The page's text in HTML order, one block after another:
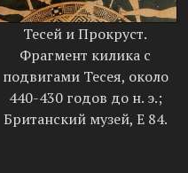
Тесей и Прокруст.
Фрагмент килика с
подвигами Тесея, около
440-430 годов до н. э.;
Британский музей, E 84.